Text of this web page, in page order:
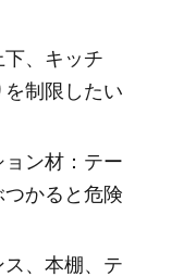
、キッチ
制限したい
ン材：テー
かると危険
、本棚、テ